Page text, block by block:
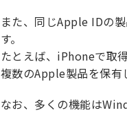
また、同じApple IDの
す。
たとえば、iPhoneで取
複数のApple製品を保有
なお、多くの機能は